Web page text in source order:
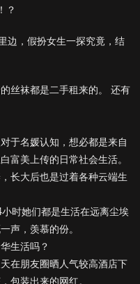
？
边，假扮女生一探究竟，结
丝袜都是二手租来的。 还有
于名媛认知，想必都是来自
富美上传的日常社会生活。
长大后也是过着各种云端生
时她们都是生活在远离尘埃
声，羡慕的份。
生活吗？
在朋友圈晒人气较高酒店下
包装出来的网红。